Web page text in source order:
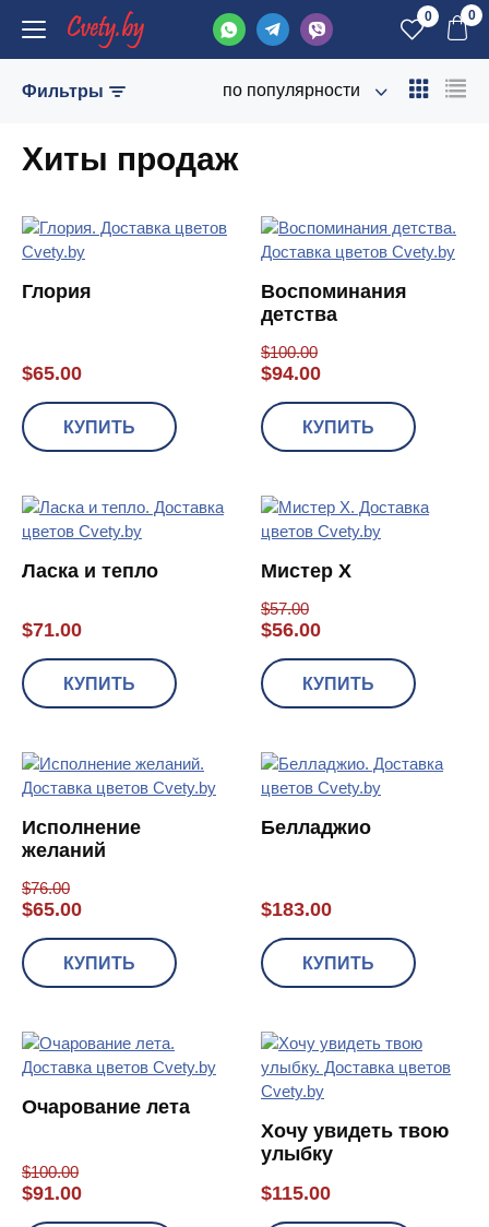
0 0
Фильтры по популярности
Хиты продаж
Глория
$65.00
КУПИТЬ
Воспоминания
детства
$100.00
$94.00
КУПИТЬ
Ласка и тепло
$71.00
КУПИТЬ
Мистер X
$57.00
$56.00
КУПИТЬ
Исполнение
желаний
$76.00
$65.00
КУПИТЬ
Белладжио
$183.00
КУПИТЬ
Очарование лета
$100.00
$91.00
Хочу увидеть твою
улыбку
$115.00